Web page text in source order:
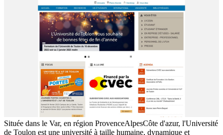
Située dans le Var, en région ProvenceAlpesCôte d'azur, l'Université
de Toulon est une université à taille humaine, dynamique et